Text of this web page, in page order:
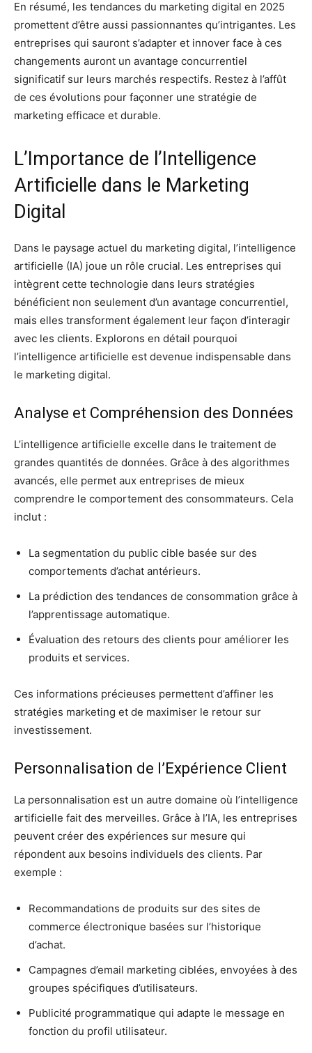
En résumé, les tendances du marketing digital en 2025
promettent d’être aussi passionnantes qu’intrigantes. Les
entreprises qui sauront s’adapter et innover face à ces
changements auront un avantage concurrentiel
significatif sur leurs marchés respectifs. Restez à l’affût
de ces évolutions pour façonner une stratégie de
marketing efficace et durable.
L’Importance de l’Intelligence
Artificielle dans le Marketing
Digital
Dans le paysage actuel du marketing digital, l’intelligence
artificielle (IA) joue un rôle crucial. Les entreprises qui
intègrent cette technologie dans leurs stratégies
bénéficient non seulement d’un avantage concurrentiel,
mais elles transforment également leur façon d’interagir
avec les clients. Explorons en détail pourquoi
l’intelligence artificielle est devenue indispensable dans
le marketing digital.
Analyse et Compréhension des Données
L’intelligence artificielle excelle dans le traitement de
grandes quantités de données. Grâce à des algorithmes
avancés, elle permet aux entreprises de mieux
comprendre le comportement des consommateurs. Cela
inclut :
La segmentation du public cible basée sur des
comportements d’achat antérieurs.
La prédiction des tendances de consommation grâce à
l’apprentissage automatique.
Évaluation des retours des clients pour améliorer les
produits et services.
Ces informations précieuses permettent d’affiner les
stratégies marketing et de maximiser le retour sur
investissement.
Personnalisation de l’Expérience Client
La personnalisation est un autre domaine où l’intelligence
artificielle fait des merveilles. Grâce à l’IA, les entreprises
peuvent créer des expériences sur mesure qui
répondent aux besoins individuels des clients. Par
exemple :
Recommandations de produits sur des sites de
commerce électronique basées sur l’historique
d’achat.
Campagnes d’email marketing ciblées, envoyées à des
groupes spécifiques d’utilisateurs.
Publicité programmatique qui adapte le message en
fonction du profil utilisateur.